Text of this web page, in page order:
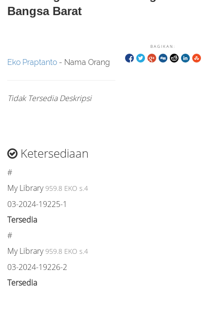
Bangsa Barat
BAGIKAN:
Eko Praptanto - Nama Orang
Tidak Tersedia Deskripsi
Ketersediaan
#
My Library 959.8 EKO s.4
03-2024-19225-1
Tersedia
#
My Library 959.8 EKO s.4
03-2024-19226-2
Tersedia